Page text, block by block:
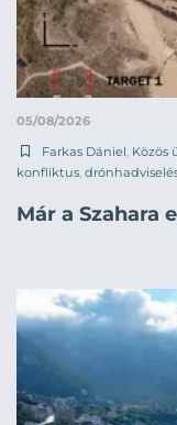
05/08/2026
Farkas Dániel Közös
konfliktus
Már a Szahara